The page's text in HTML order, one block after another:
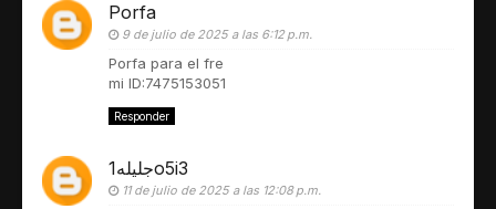
Porfa
9 de julio de 2025 a las 6:12 p.m.
Porfa para el fre
mi ID:7475153051
Responder
جليله1o5i3
11 de julio de 2025 a las 12:08 p.m.